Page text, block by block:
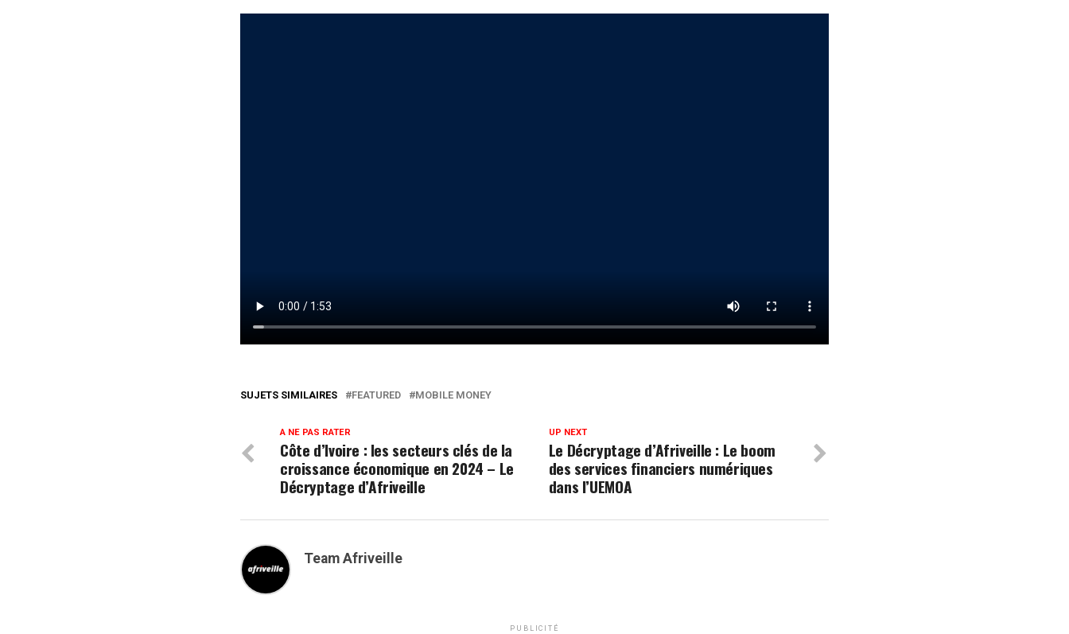
SUJETS SIMILAIRES FEATURED MOBILE MONEY
UP NEXT
Le Décryptage d’Afriveille : Le boom
des services financiers numériques
dans l’UEMOA
A NE PAS RATER
Côte d’Ivoire : les secteurs clés de la
croissance économique en 2024 – Le
Décryptage d’Afriveille
Team Afriveille
PUBLICITÉ